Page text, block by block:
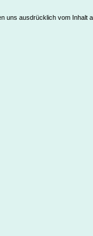
uns ausdrücklich vom Inhalt